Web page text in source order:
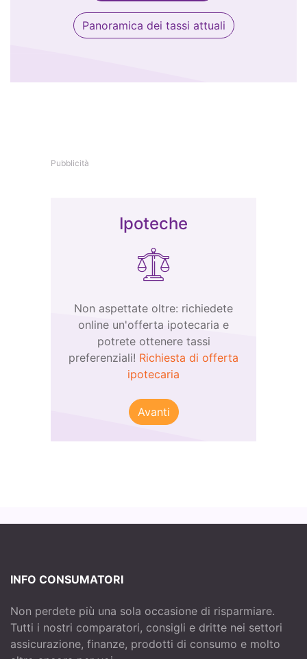
Panoramica dei tassi attuali
Pubblicità
Ipoteche
Non aspettate oltre: richiedete
online un'offerta ipotecaria e
potrete ottenere tassi
preferenziali! Richiesta di offerta
ipotecaria
Avanti
INFO CONSUMATORI
Non perdete più una sola occasione di risparmiare.
Tutti i nostri comparatori, consigli e dritte nei settori
assicurazione, finanze, prodotti di consumo e molto